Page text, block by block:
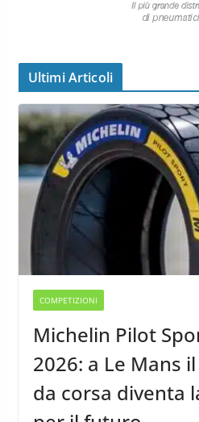
Ultimi Articoli
COMPETIZIONI
Michelin Pilot
2026: a Le Mans
da corsa diventa